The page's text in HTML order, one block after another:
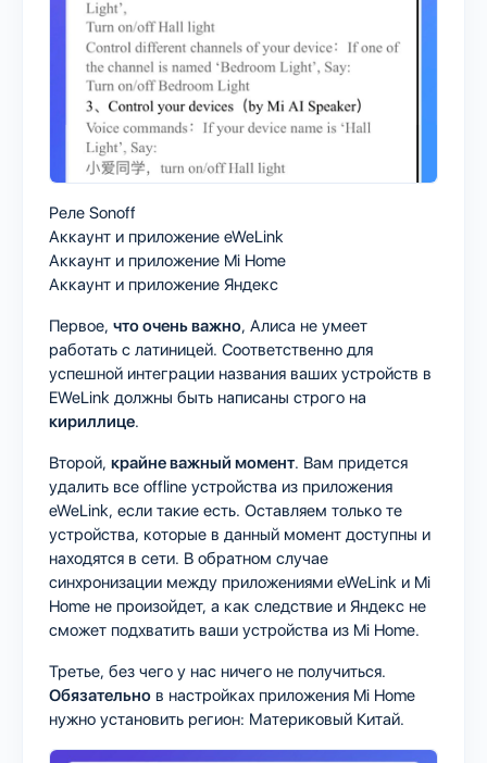
Реле Sonoff
Аккаунт и приложение eWeLink
Аккаунт и приложение Mi Home
Аккаунт и приложение Яндекс
Первое, что очень важно, Алиса не умеет
работать с латиницей. Соответственно для
успешной интеграции названия ваших устройств в
EWeLink должны быть написаны строго на
кириллице.
Второй, крайне важный момент. Вам придется
удалить все offline устройства из приложения
eWeLink, если такие есть. Оставляем только те
устройства, которые в данный момент доступны и
находятся в сети. В обратном случае
синхронизации между приложениями eWeLink и Mi
Home не произойдет, а как следствие и Яндекс не
сможет подхватить ваши устройства из Mi Home.
Третье, без чего у нас ничего не получиться.
Обязательно в настройках приложения Mi Home
нужно установить регион: Материковый Китай.